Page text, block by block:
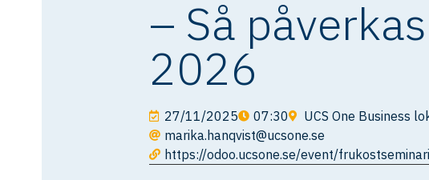
– Så
2026
27/11/2025 07:30 UCS One Business
marika.hanqvist@ucsone.se
https://odoo.ucsone.se/event/